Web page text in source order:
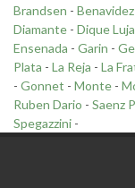
Brandsen - Benavidez
Diamante - Dique
Ensenada - Garin -
Plata - La Reja - La
- Gonnet - Monte -
Ruben Dario - Saenz
Spegazzini -